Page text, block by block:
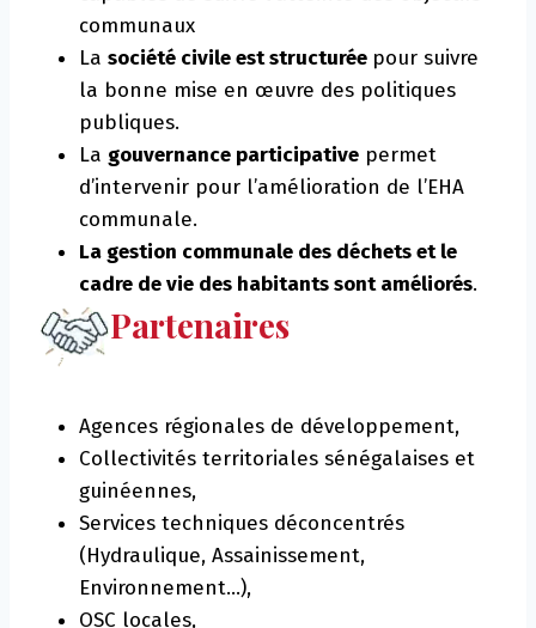
communaux
La société civile est structurée pour suivre
la bonne mise en œuvre des politiques
publiques.
La gouvernance participative permet
d’intervenir pour l’amélioration de l’EHA
communale.
La gestion communale des déchets et le
cadre de vie des habitants sont améliorés.
Partenaires
Agences régionales de développement,
Collectivités territoriales sénégalaises et
guinéennes,
Services techniques déconcentrés
(Hydraulique, Assainissement,
Environnement…),
OSC locales,